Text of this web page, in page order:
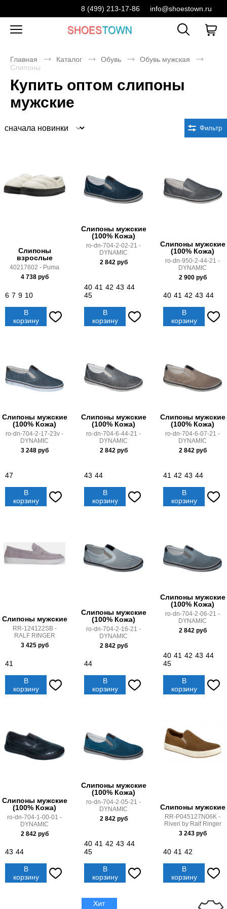
8 (499) 213-17-86 info@shoestown.ru
Главная Каталог Обувь
Обувь мужская
Слипоны
Купить оптом слипоны
мужские
Фильтр
Слипоны
взрослые
40217602 - Puma
4 738руб
6 7 9 10
В
корзину
Слипоны мужские
(100% Кожа)
ro-dn-704-2-02-21 -
DYNAMIC
2 842руб
40 41 42 43 44
45
В
корзину
Слипоны мужские
(100% Кожа)
ro-dn-950-2-44-21 -
DYNAMIC
2 900руб
40 41 42 43 44
В
корзину
Слипоны мужские
(100% Кожа)
ro-dn-704-2-17-23v -
DYNAMIC
3 248руб
47
В
корзину
Слипоны мужские
(100% Кожа)
ro-dn-704-6-44-21 -
DYNAMIC
2 842руб
43 44
В
корзину
Слипоны мужские
(100% Кожа)
ro-dn-704-6-07-21 -
DYNAMIC
2 842руб
41 42 43 44
В
корзину
Слипоны мужские
RR-124122SB -
RALF RINGER
3 425руб
41
В
корзину
Слипоны мужские
(100% Кожа)
ro-dn-704-2-16-21 -
DYNAMIC
2 842руб
44
В
корзину
Слипоны мужские
(100% Кожа)
ro-dn-704-2-06-21 -
DYNAMIC
2 842руб
40 41 42 43 44
45
В
корзину
Слипоны мужские
(100% Кожа)
ro-dn-704-1-00-01 -
DYNAMIC
2 842руб
43 44
В
корзину
Слипоны мужские
(100% Кожа)
ro-dn-704-2-05-21 -
DYNAMIC
2 842руб
40 41 42 43 44
45
В
корзину
Слипоны мужские
RR-P045127N06K -
Riveri by Ralf Ringer
3 243руб
40 41 42
В
корзину